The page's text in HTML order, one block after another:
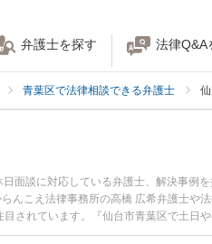
弁護士を探す 法律Q&A
青葉区で法律相談できる弁護士
面談に対応している弁護士、解決事例
んこえ法律事務所の高橋 広希弁護士や
されています。『仙台市青葉区で土日
たい』『初回相談無料で相続・遺言を